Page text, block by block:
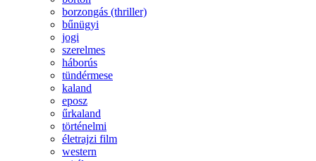
borzongás (thriller)
bűnügyi
jogi
szerelmes
háborús
tündérmese
kaland
eposz
űrkaland
történelmi
életrajzi film
western